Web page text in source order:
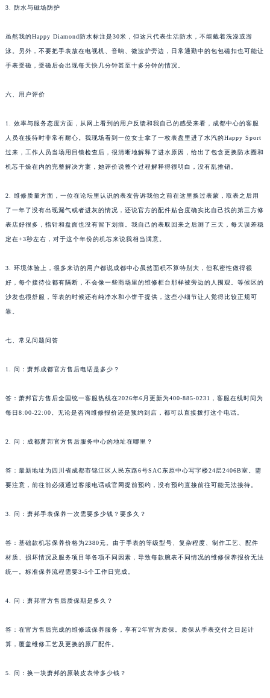
3. 防水与磁场防护
虽然我的Happy Diamond防水标注是30米，但这只代表生活防水，不能戴着洗澡或游
泳。另外，不要把手表放在电视机、音响、微波炉旁边，日常通勤中的包包磁扣也可能让
手表受磁，受磁后会出现每天快几分钟甚至十多分钟的情况。
六、用户评价
1. 效率与服务态度方面，从网上看到的用户反馈和我自己的感受来看，成都中心的客服
人员在接待时非常有耐心。我现场看到一位女士拿了一枚表盘里进了水汽的Happy Sport
过来，工作人员当场用目镜检查后，很清晰地解释了进水原因，给出了包含更换防水圈和
机芯干燥在内的完整解决方案，她评价说整个过程解释得很明白，没有乱推销。
2. 维修质量方面，一位在论坛里认识的表友告诉我他之前在这里换过表蒙，取表之后用
了一年了没有出现漏气或者进灰的情况，还说官方的配件贴合度确实比自己找的第三方修
表店好很多，指针和盘面也没有留下划痕。我自己的表取回来之后测了三天，每天误差稳
定在+3秒左右，对于这个年份的机芯来说我相当满意。
3. 环境体验上，很多来访的用户都说成都中心虽然面积不算特别大，但私密性做得很
好，每个接待位都有隔断，不会像一些商场里的维修柜台那样被旁边的人围观。等候区的
沙发也很舒服，等表的时候还有纯净水和小饼干提供，这些小细节让人觉得比较正规可
靠。
七、常见问题问答
1. 问：萧邦成都官方售后电话是多少？
答：萧邦官方售后全国统一客服热线在2026年6月更新为400-885-0231，客服在线时间为
每日8:00-22:00。无论是咨询维修报价还是预约到店，都可以直接拨打这个电话。
2. 问：成都萧邦官方售后服务中心的地址在哪里？
答：最新地址为四川省成都市锦江区人民东路6号SAC东原中心写字楼24层2406B室。需
要注意，前往前必须通过客服电话或官网提前预约，没有预约直接前往可能无法接待。
3. 问：萧邦手表保养一次需要多少钱？要多久？
答：基础款机芯保养价格为2380元。由于手表的等级型号、复杂程度、制作工艺、配件
材质、损坏情况及服务项目等各项不同因素，导致每款腕表不同情况的维修保养报价无法
统一。标准保养流程需要3-5个工作日完成。
4. 问：萧邦官方售后质保期是多久？
答：在官方售后完成的维修或保养服务，享有2年官方质保。质保从手表交付之日起计
算，覆盖维修工艺及更换的原厂配件。
5. 问：换一块萧邦的原装皮表带多少钱？